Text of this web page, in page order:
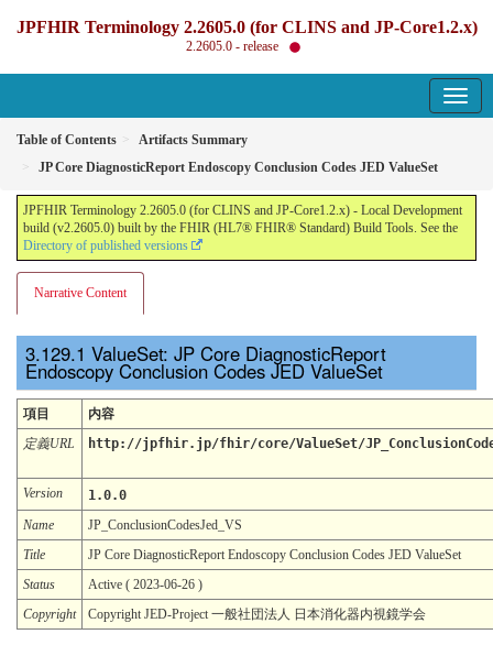
JPFHIR Terminology 2.2605.0 (for CLINS and JP-Core1.2.x)
2.2605.0 - release
Table of Contents
Artifacts Summary
JP Core DiagnosticReport Endoscopy Conclusion Codes JED ValueSet
JPFHIR Terminology 2.2605.0 (for CLINS and JP-Core1.2.x) - Local Development
build (v2.2605.0) built by the FHIR (HL7® FHIR® Standard) Build Tools. See the
Directory of published versions
Narrative Content
ValueSet: JP Core DiagnosticReport
Endoscopy Conclusion Codes JED ValueSet
項目
内容
定義URL
http://jpfhir.jp/fhir/core/ValueSet/
Version
1.0.0
Name
JP_ConclusionCodesJed_VS
Title
JP Core DiagnosticReport Endoscopy Conclusion Codes JED ValueSet
Status
Active ( 2023-06-26 )
Copyright
Copyright JED-Project 一般社団法人 日本消化器内視鏡学会